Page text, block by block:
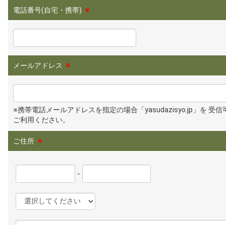
電話番号(自宅・携帯) ※
メールアドレス ※
※携帯電話メールアドレスを指定の場合「yasudazisyo.jp」を 受信
ご利用ください。
ご住所 ※
-